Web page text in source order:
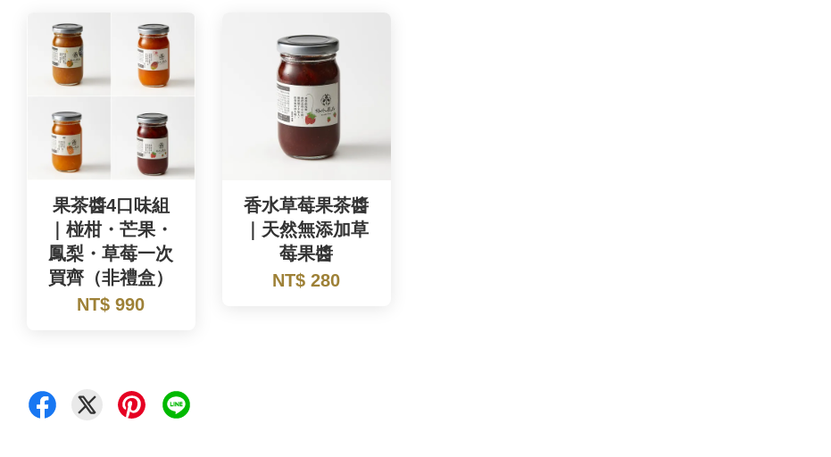
果茶醬4口味組
｜椪柑・芒果・
鳳梨・草莓一次
買齊（非禮盒）
NT$ 990
香水草莓果茶醬
｜天然無添加草
莓果醬
NT$ 280